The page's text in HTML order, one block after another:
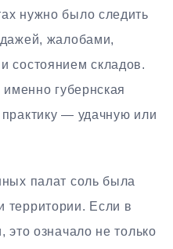
нужно было следить
жалобами,
состоянием складов.
именно губернская
— удачную или
палат соль была
территории. Если в
это означало не только